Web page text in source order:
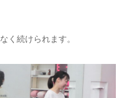
く続けられます。